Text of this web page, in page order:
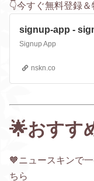
👇今すぐ無料登録＆
signup-app -
Signup App
nskn.co
🌟おすす
🧡ニュースキンで
ちら